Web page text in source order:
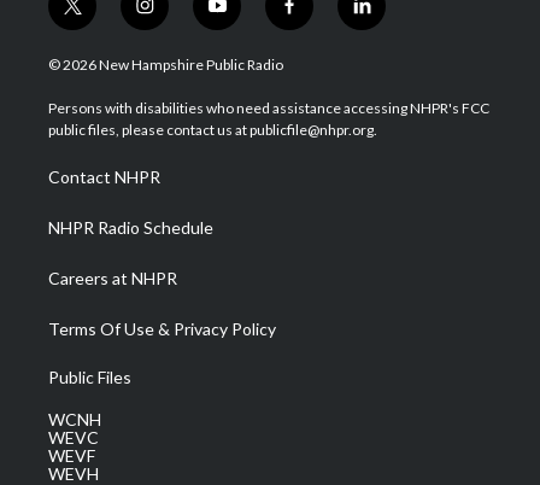
t
w
i
t
e
i
n
s
a
g
a
m
y
o
u
u
b
f
a
b
o
l
i
e
d
© 2026 New Hampshire Public Radio
Persons with disabilities who need assistance accessing NHPR's FCC
public files, please contact us at publicfile@nhpr.org.
Contact NHPR
NHPR Radio Schedule
Careers at NHPR
Terms Of Use & Privacy Policy
Public Files
WCNH
WEVC
WEVF
WEVH